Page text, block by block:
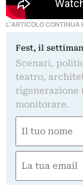
L'ARTICOLO CONTINUA
Fest, il
Scenari,
teatro,
rigenerazione
monitorare.
(Obbligatorio)
(Obbligatorio)